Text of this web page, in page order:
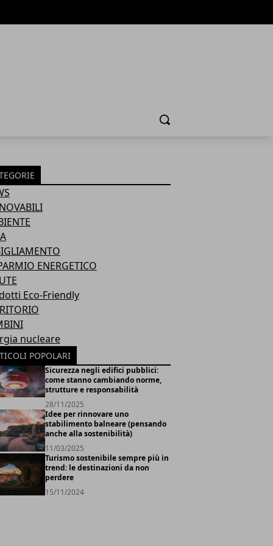
Cerca
ENERGETICO
Eco-Friendly
nucleare
POPOLARI
Sicurezza negli edifici pubblici:
come stanno cambiando norme,
strutture e responsabilità
28/11/2025
Idee per rinnovare uno
stabilimento balneare (pensando
anche alla sostenibilità)
11/03/2025
Turismo sostenibile sempre più in
trend: le destinazioni da non
perdere
15/11/2024